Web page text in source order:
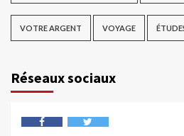
VOTRE ARGENT VOYAGE
Réseaux sociaux